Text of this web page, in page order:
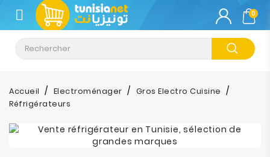
CATÉGORIE
Climatisation
Informatique
&
0
Accueil Electroménager
Gros Electro Cuisine
Réfrigérateurs